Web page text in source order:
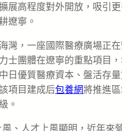
展高程度對外開放，吸引
遼寧。
灣，一座國際醫療廣場正
士團體在遼寧的重點項目
日優質醫療資本、盤活存
項目建成后包養網將推進
級。
風、人才上風顯明，近年來